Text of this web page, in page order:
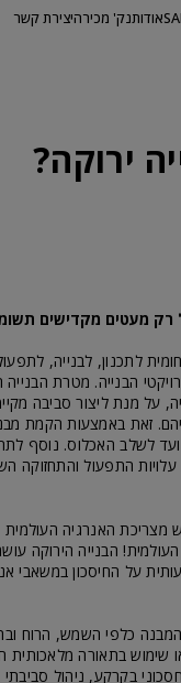
אודותנק' מכירהיצירת קשר
ירוקה?
רק מעטים מקדישים
לתכנון, לבנייה,
הבנייה. מטרת
על מנת ליצור סביבה
זאת באמצעות הקמת
לשלב האכלוס. נוסף
עלויות התפעול
מצריכת האנרגיה
הבנייה הירוקה
על החיסכון במשאבי
כלפי השמש, הרוח
שימוש בתאורה
בקרקע, ניהול